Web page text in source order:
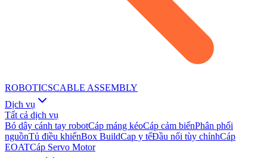
ROBOTICSCABLE ASSEMBLY
Dịch vụ
Tất cả dịch vụ
Bó dây cánh tay robotCáp máng kéoCáp cảm biếnPhân phối
nguồnTủ điều khiểnBox BuildCap y tếĐầu nối tùy chỉnhCáp
EOATCáp Servo Motor